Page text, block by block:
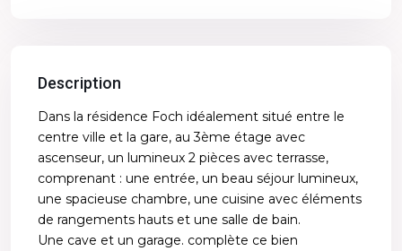
Description
Dans la résidence Foch idéalement situé entre le
centre ville et la gare, au 3ème étage avec
ascenseur, un lumineux 2 pièces avec terrasse,
comprenant : une entrée, un beau séjour lumineux,
une spacieuse chambre, une cuisine avec éléments
de rangements hauts et une salle de bain.
Une cave et un garage. complète ce bien